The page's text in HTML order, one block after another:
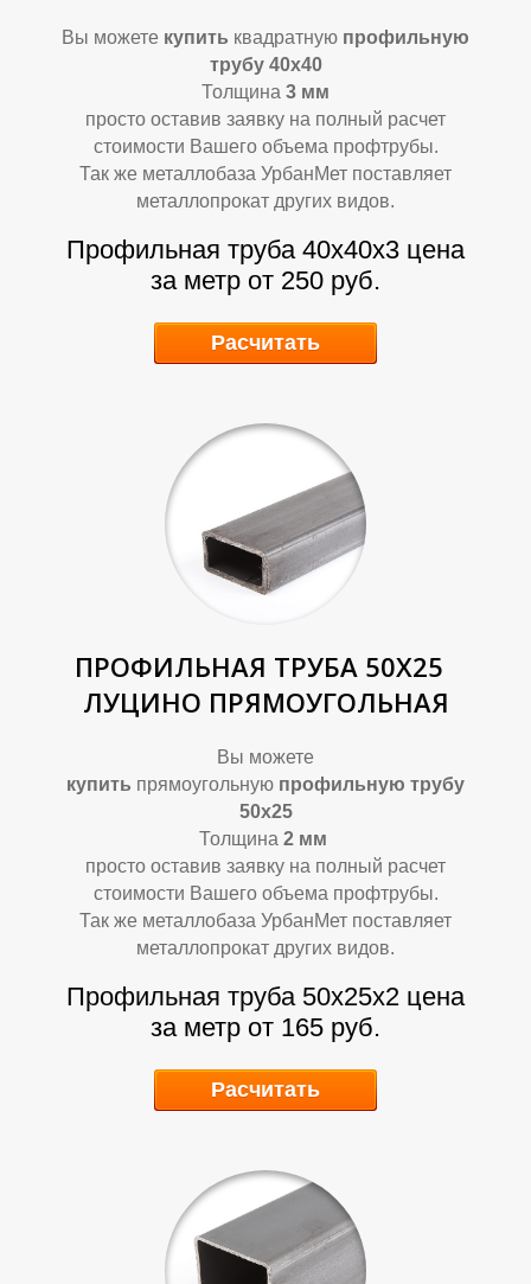
Д
В
Вы можете купить квадратную профильную
трубу 40х40
Толщина 3 мм
просто оставив заявку на полный расчет
стоимости Вашего объема профтрубы.
Так же металлобаза УрбанМет поставляет
металлопрокат других видов.
Профильная труба 40х40х3 цена
за метр от 250 руб.
Расчитать
ПРОФИЛЬНАЯ ТРУБА 50Х25
ЛУЦИНО ПРЯМОУГОЛЬНАЯ
Вы можете
купить прямоугольную профильную трубу
50х25
Толщина 2 мм
просто оставив заявку на полный расчет
стоимости Вашего объема профтрубы.
Так же металлобаза УрбанМет поставляет
металлопрокат других видов.
Профильная труба 50х25х2 цена
за метр от 165 руб.
Расчитать
Д
В